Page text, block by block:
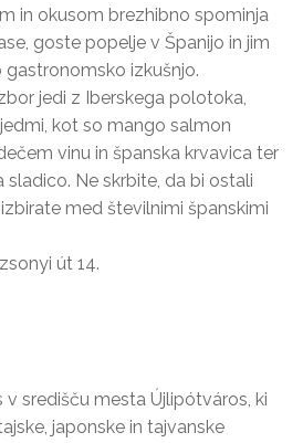
in okusom brezhibno spominja
goste popelje v Španijo in jim
izkušnjo.
jedi z Iberskega polotoka,
kot so mango salmon
vinu in španska krvavica ter
sladico. Ne skrbite, da bi ostali
med številnimi španskimi
út 14.
v središču mesta Újlipótváros, ki
japonske in tajvanske